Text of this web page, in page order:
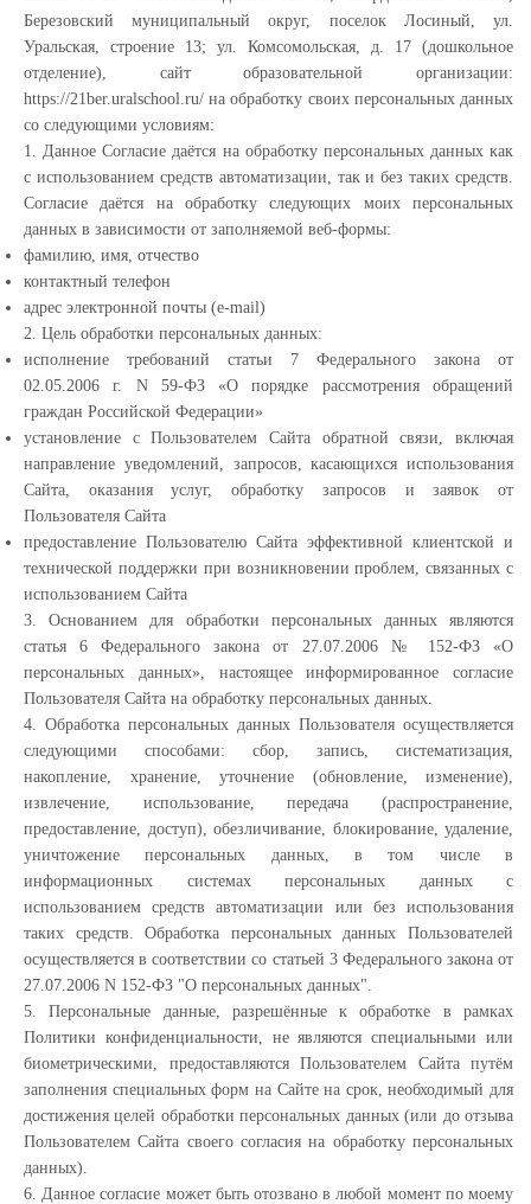
Березовский муниципальный округ, поселок Лосиный, ул.
Уральская, строение 13; ул. Комсомольская, д. 17 (дошкольное
отделение), сайт образовательной организации:
https://21ber.uralschool.ru/ на обработку своих персональных данных
со следующими условиям:
1. Данное Согласие даётся на обработку персональных данных как
с использованием средств автоматизации, так и без таких средств.
Согласие даётся на обработку следующих моих персональных
данных в зависимости от заполняемой веб-формы:
фамилию, имя, отчество
контактный телефон
адрес электронной почты (e-mail)
2. Цель обработки персональных данных:
исполнение требований статьи 7 Федерального закона от
02.05.2006 г. N 59-ФЗ «О порядке рассмотрения обращений
граждан Российской Федерации»
установление с Пользователем Сайта обратной связи, включая
направление уведомлений, запросов, касающихся использования
Сайта, оказания услуг, обработку запросов и заявок от
Пользователя Сайта
предоставление Пользователю Сайта эффективной клиентской и
технической поддержки при возникновении проблем, связанных с
использованием Сайта
3. Основанием для обработки персональных данных являются
статья 6 Федерального закона от 27.07.2006 № 152-ФЗ «О
персональных данных», настоящее информированное согласие
Пользователя Сайта на обработку персональных данных.
4. Обработка персональных данных Пользователя осуществляется
следующими способами: сбор, запись, систематизация,
накопление, хранение, уточнение (обновление, изменение),
извлечение, использование, передача (распространение,
предоставление, доступ), обезличивание, блокирование, удаление,
уничтожение персональных данных, в том числе в
информационных системах персональных данных с
использованием средств автоматизации или без использования
таких средств. Обработка персональных данных Пользователей
осуществляется в соответствии со статьей 3 Федерального закона от
27.07.2006 N 152-ФЗ "О персональных данных".
5. Персональные данные, разрешённые к обработке в рамках
Политики конфиденциальности, не являются специальными или
биометрическими, предоставляются Пользователем Сайта путём
заполнения специальных форм на Сайте на срок, необходимый для
достижения целей обработки персональных данных (или до отзыва
Пользователем Сайта своего согласия на обработку персональных
данных).
6. Данное согласие может быть отозвано в любой момент по моему